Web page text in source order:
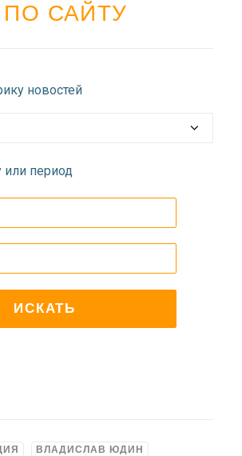
САЙТУ
новостей
или период
ВЛАДИСЛАВ ЮДИН